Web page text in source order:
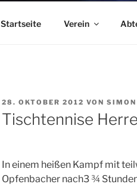
Startseite Verein
VERÖFFENTLICHT
AM
28. OKTOBER 2012 VON SIMON
Tischtennise
In einem heißen Kampf mit
Opfenbacher nach3 ¾